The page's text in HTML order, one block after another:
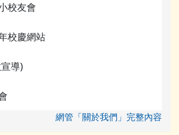
校友會
校慶網站
導)
網管「關於我們」完整內容